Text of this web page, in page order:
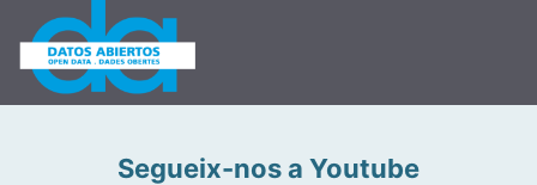
Segueix-nos a Youtube